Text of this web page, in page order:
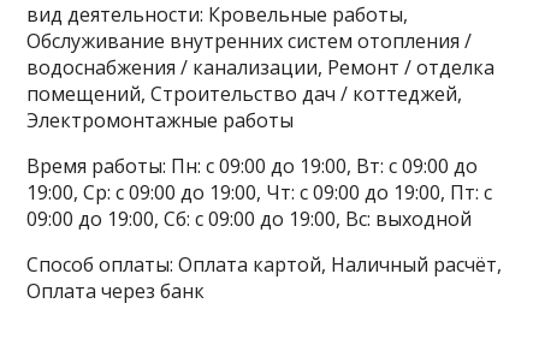
вид деятельности: Кровельные работы,
Обслуживание внутренних систем отопления /
водоснабжения / канализации, Ремонт / отделка
помещений, Строительство дач / коттеджей,
Электромонтажные работы
Время работы: Пн: с 09:00 до 19:00, Вт: с 09:00 до
19:00, Ср: с 09:00 до 19:00, Чт: с 09:00 до 19:00, Пт: с
09:00 до 19:00, Сб: с 09:00 до 19:00, Вс: выходной
Способ оплаты: Оплата картой, Наличный расчёт,
Оплата через банк